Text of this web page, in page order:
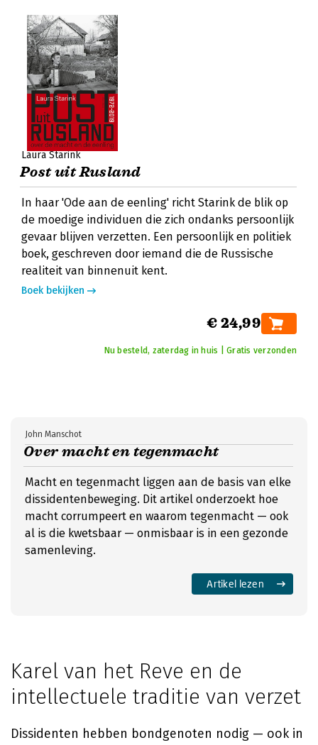
Laura Starink
Post uit Rusland
In haar 'Ode aan de eenling' richt Starink de blik op
de moedige individuen die zich ondanks persoonlijk
gevaar blijven verzetten. Een persoonlijk en politiek
boek, geschreven door iemand die de Russische
realiteit van binnenuit kent.
Boek bekijken
€ 24,99
Nu besteld, zaterdag in huis | Gratis verzonden
Over macht en tegenmacht
John Manschot
Macht en tegenmacht liggen aan de basis van elke
dissidentenbeweging. Dit artikel onderzoekt hoe
macht corrumpeert en waarom tegenmacht — ook
al is die kwetsbaar — onmisbaar is in een gezonde
samenleving.
Artikel lezen
Karel van het Reve en de
intellectuele traditie van verzet
Dissidenten hebben bondgenoten nodig — ook in